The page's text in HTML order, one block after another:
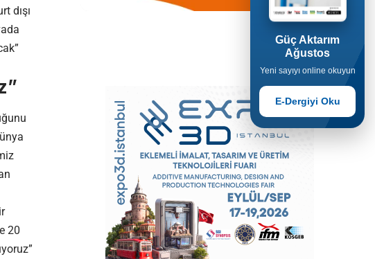
dışı
20
Güç Aktarım
Ağustos
Yeni sayıyı online okuyun
E-Dergiyi Oku